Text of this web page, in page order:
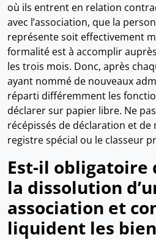
où ils entrent en relation
avec l’association, que la
représente soit effectivement
formalité est à accomplir
les trois mois. Donc, après
ayant nommé de nouveaux
réparti différemment les
déclarer sur papier libre. Ne
récépissés de déclaration et
registre spécial ou le classeur
Est-il obligatoire
la dissolution
association et
liquident les